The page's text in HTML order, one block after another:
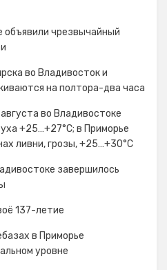
объявили чрезвычайный
во Владивосток и
на полтора-два часа
во Владивостоке
+25…+27°С; в Приморье
ливни, грозы, +25…+30°C
завершилось
137-летие
в Приморье
уровне